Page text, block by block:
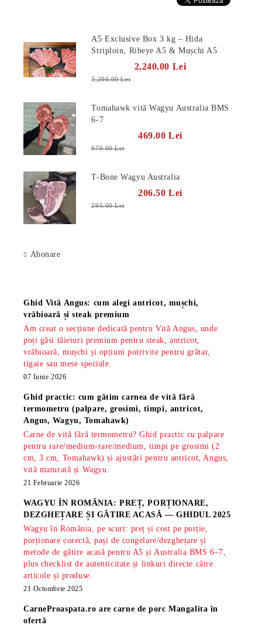
A5 Exclusive Box 3 kg – Hida
Striploin, Ribeye A5 & Mușchi A5
2,240.00 Lei
3,200.00 Lei
Tomahawk vită Wagyu Australia BMS
6-7
469.00 Lei
670.00 Lei
T-Bone Wagyu Australia
206.50 Lei
295.00 Lei
Abonare
Ghid Vită Angus: cum alegi antricot, mușchi,
vrăbioară și steak premium
Am creat o secțiune dedicată pentru Vită Angus, unde
poți găsi tăieturi premium pentru steak, antricot,
vrăbioară, mușchi și opțiuni potrivite pentru grătar,
tigaie sau mese speciale.
07 Iunie 2026
Ghid practic: cum gătim carnea de vită fără
termometru (palpare, grosimi, timpi, antricot,
Angus, Wagyu, Tomahawk)
Carne de vită fără termometru? Ghid practic cu palpare
pentru rare/medium-rare/medium, timpi pe grosimi (2
cm, 3 cm, Tomahawk) și ajustări pentru antricot, Angus,
vită maturată și Wagyu.
21 Februarie 2026
WAGYU ÎN ROMÂNIA: PREȚ, PORȚIONARE,
DEZGHEȚARE ȘI GĂTIRE ACASĂ — GHIDUL 2025
Wagyu în România, pe scurt: preț și cost pe porție,
porționare corectă, pași de congelare/dezghețare și
metode de gătire acasă pentru A5 și Australia BMS 6–7,
plus checklist de autenticitate și linkuri directe către
articole și produse.
21 Octombrie 2025
CarneProaspata.ro arecarne de porc Mangalita în
ofertă